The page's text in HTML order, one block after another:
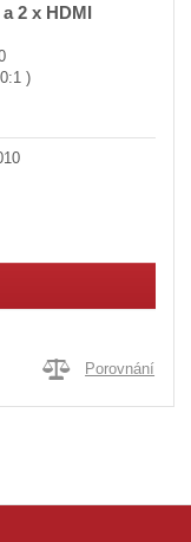
2 x HDMI
)
Porovnání